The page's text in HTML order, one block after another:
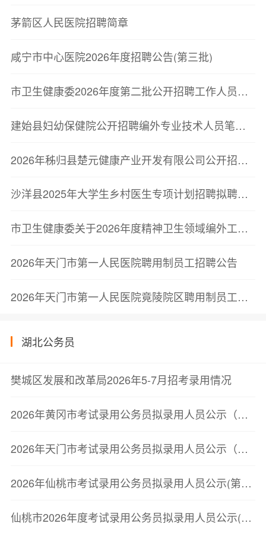
茅箭区人民医院招聘简章
咸宁市中心医院2026年度招聘公告(第三批)
市卫生健康委2026年度第二批公开招聘工作人员面试公告
建始县妇幼保健院公开招聘编外专业技术人员笔试成绩公告
2026年秭归县楚元健康产业开发有限公司公开招聘人员面试成绩公告
沙洋县2025年大学生乡村医生专项计划招聘拟聘用人员公示(二)
市卫生健康委关于2026年度精神卫生领域编外工作人员专项招聘岗位调整公告
2026年天门市第一人民医院聘用制员工招聘公告
2026年天门市第一人民医院竟陵院区聘用制员工招聘公告
湖北公务员
樊城区发展和改革局2026年5-7月招考录用情况
2026年黄冈市考试录用公务员拟录用人员公示（第三批）
2026年天门市考试录用公务员拟录用人员公示（第二批）
2026年仙桃市考试录用公务员拟录用人员公示(第二批)
仙桃市2026年度考试录用公务员拟录用人员公示(第二批)